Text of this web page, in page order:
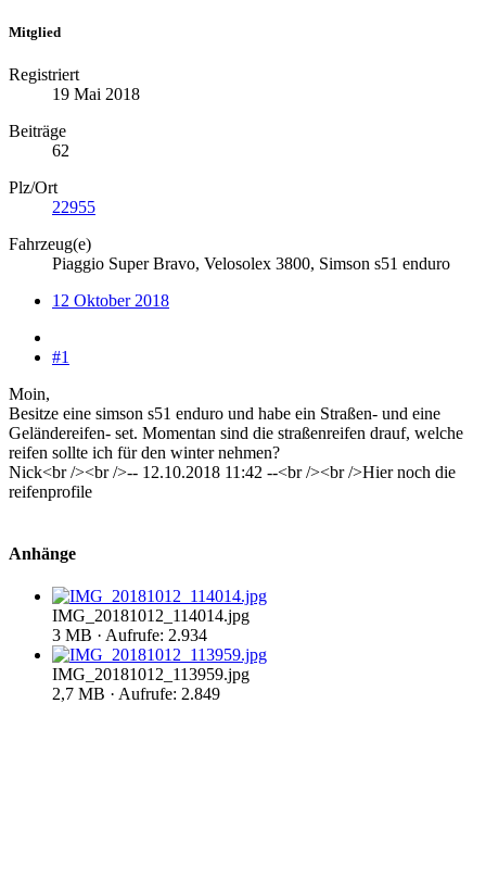
Mitglied
Registriert
19 Mai 2018
Beiträge
62
Plz/Ort
22955
Fahrzeug(e)
Piaggio Super Bravo, Velosolex 3800, Simson s51 enduro
12 Oktober 2018
#1
Moin,
Besitze eine simson s51 enduro und habe ein Straßen- und eine
Geländereifen- set. Momentan sind die straßenreifen drauf, welche
reifen sollte ich für den winter nehmen?
Nick<br /><br />-- 12.10.2018 11:42 --<br /><br />Hier noch die
reifenprofile
Anhänge
IMG_20181012_114014.jpg
3 MB · Aufrufe: 2.934
IMG_20181012_113959.jpg
2,7 MB · Aufrufe: 2.849